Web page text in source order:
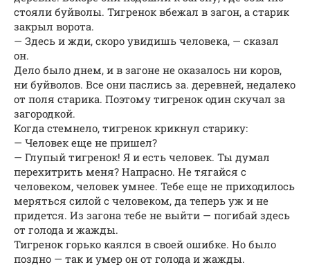
стояли буйволы. Тигренок вбежал в загон, а старик
закрыл ворота.
— Здесь и жди, скоро увидишь человека, — сказал
он.
Дело было днем, и в загоне не оказалось ни коров,
ни буйволов. Все они паслись за. деревней, недалеко
от поля старика. Поэтому тигренок один скучал за
загородкой.
Когда стемнело, тигренок крикнул старику:
— Человек еще не пришел?
— Глупый тигренок! Я и есть человек. Ты думал
перехитрить меня? Напрасно. Не тягайся с
человеком, человек умнее. Тебе еще не приходилось
меряться силой с человеком, да теперь уж и не
придется. Из загона тебе не выйти — погибай здесь
от голода и жажды.
Тигренок горько каялся в своей ошибке. Но было
поздно — так и умер он от голода и жажды.